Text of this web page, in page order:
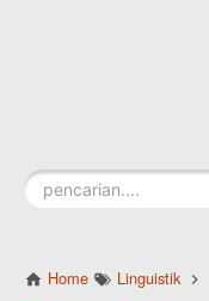
Home Linguistik